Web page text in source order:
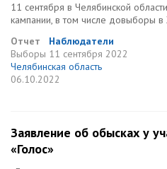
11 сентября в Челябинской
кампании, в том числе довыборы в
Отчет
Наблюдатели
Выборы 11 сентября 2022
Челябинская область
06.10.2022
Заявление об обысках у
«Голос»